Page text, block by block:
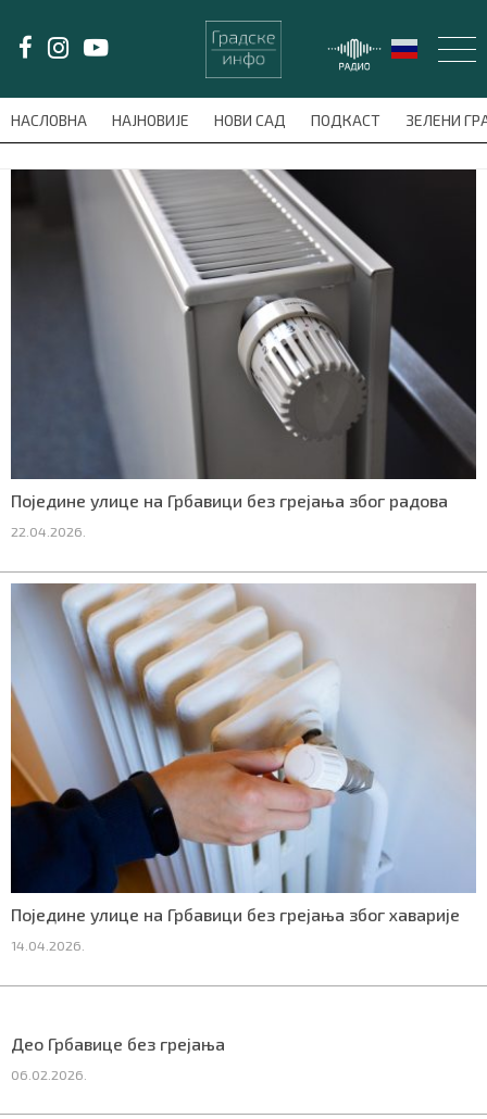
НАСЛОВНА НАЈНОВИЈЕ НОВИ САД ПОДКАСТ ЗЕЛЕНИ
meni'); $this_item = current( wp_filter_object_list(
Поједине улице на Грбавици без грејања због радова
22.04.2026.
Поједине улице на Грбавици без грејања због хаварије
14.04.2026.
Део Грбавице без грејања
06.02.2026.
LAT/ЋИР
НАСЛОВНА
СПЕЦИЈАЛИ
СРБИЈА
ЖИВОТ И СТИЛ
СПОРТ
БИЗНИС
redakcija@gradskeinfo.rs
Маркетинг